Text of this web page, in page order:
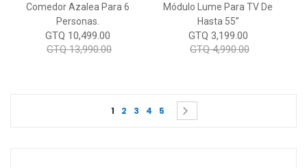
Comedor Azalea Para 6
Personas.
GTQ 10,499.00
GTQ 13,990.00
Módulo Lume Para TV De
Hasta 55”
GTQ 3,199.00
GTQ 4,990.00
Page
You're currently reading page
1 Page
2 Page
3 Page
4 Page
5 Page